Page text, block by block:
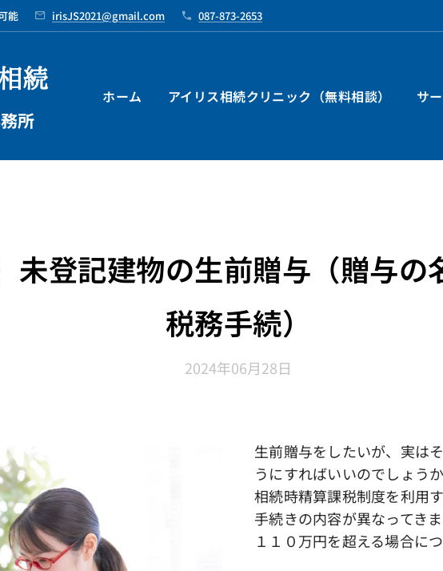
能 irisJS2021@gmail.com 087-873-2653
続
所
ホーム アイリス相続クリニック（無料相談） サ
未登記建物の生前贈与（贈与の
税務手続）
2024年06月28日
生前贈与をしたいが、実は
うにすればいいのでしょう
相続時精算課税制度を利用
手続きの内容が異なってき
１１０万円を超える場合に